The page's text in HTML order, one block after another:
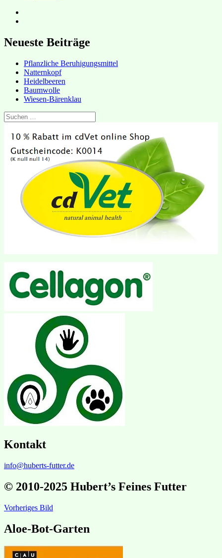
Instagram
Neueste Beiträge
Pflanzliche Beruhigungsmittel
Natternkopf
Heidelbeeren
Baumwolle
Wiesen-Bärenklau
Suchen
nach:
Kontakt
info@huberts-futter.de
© 2010-2025 Hubert’s Feines Futter
Vorheriges Bild
Aloe-Bot-Garten